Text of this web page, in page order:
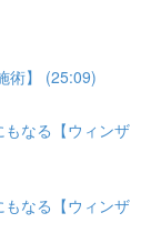
術】 (25:09)
なる【ウィンザ
なる【ウィンザ